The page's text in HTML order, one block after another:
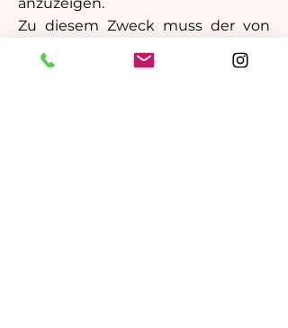
Zu diesem Zweck muss der von
Verbindung zu den Servern von